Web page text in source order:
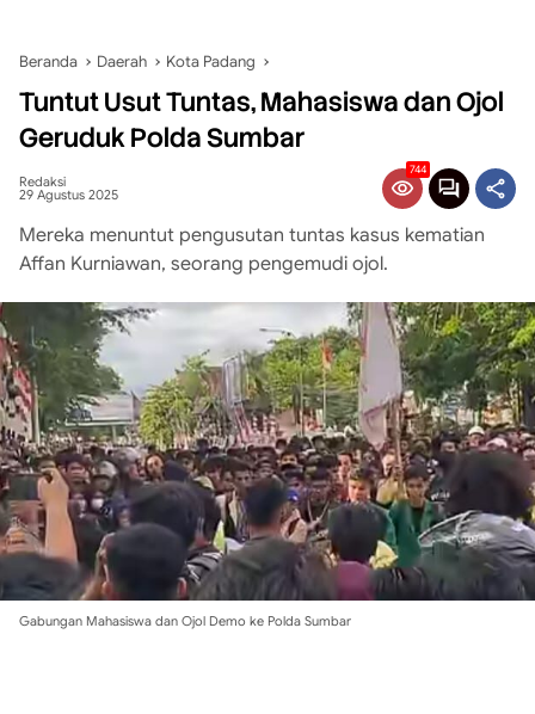
Beranda Daerah Kota Padang
Tuntut Usut Tuntas, Mahasiswa dan Ojol
Geruduk Polda Sumbar
Redaksi
29 Agustus 2025
744
Mereka menuntut pengusutan tuntas kasus kematian
Affan Kurniawan, seorang pengemudi ojol.
Gabungan Mahasiswa dan Ojol Demo ke Polda Sumbar